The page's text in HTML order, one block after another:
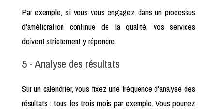
Par exemple, si vous vous engagez dans un processus
d'amélioration continue de la qualité, vos services
doivent strictement y répondre.
5 - Analyse des résultats
Sur un calendrier, vous fixez une fréquence d'analyse des
résultats : tous les trois mois par exemple. Vous pourrez